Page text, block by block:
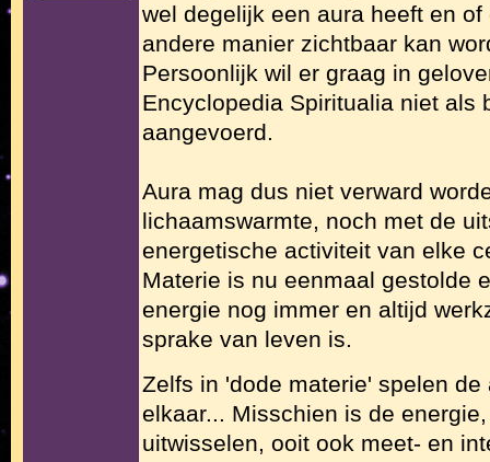
wel degelijk een aura heeft en
andere manier zichtbaar kan
Persoonlijk wil er graag in
Encyclopedia Spiritualia niet als
aangevoerd.
Aura mag dus niet verward
lichaamswarmte, noch met de
energetische activiteit van elke
Materie is nu eenmaal gestolde
energie nog immer en altijd
sprake van leven is.
Zelfs in 'dode materie' spelen de
elkaar... Misschien is de
uitwisselen, ooit ook meet- en